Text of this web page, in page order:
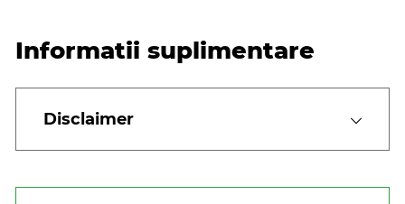
Informatii suplimentare
Disclaimer